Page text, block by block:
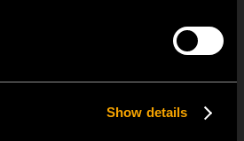
Show details
for Modular and Toggle Pin
awarded design with complete